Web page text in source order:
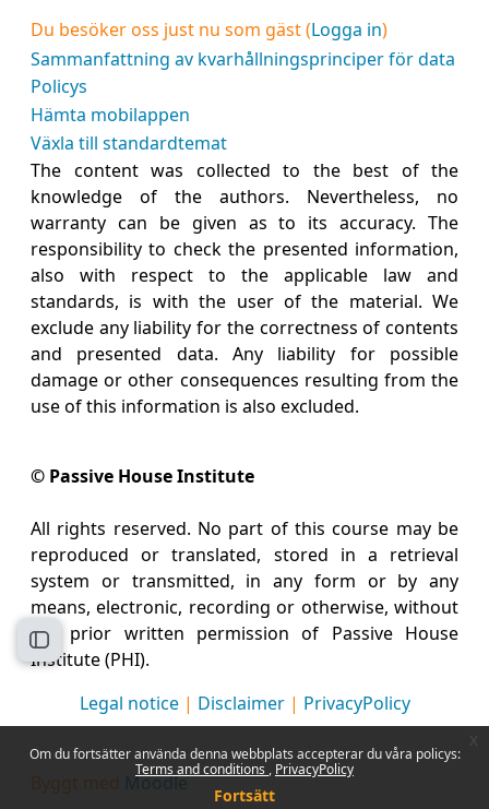
Om du fortsätter använda denna webbplats accepterar du våra policys:
Terms and conditions
PrivacyPolicy
Fortsätt
Öppna kursmenyn
Du besöker oss just nu som gäst (Logga in)
Sammanfattning av kvarhållningsprinciper för data
Policys
Hämta mobilappen
Växla till standardtemat
The content was collected to the best of the
knowledge of the authors. Nevertheless, no
warranty can be given as to its accuracy. The
responsibility to check the presented information,
also with respect to the applicable law and
standards, is with the user of the material. We
exclude any liability for the correctness of contents
and presented data. Any liability for possible
damage or other consequences resulting from the
use of this information is also excluded.
© Passive House Institute
All rights reserved. No part of this course may be
reproduced or translated, stored in a retrieval
system or transmitted, in any form or by any
means, electronic, recording or otherwise, without
the prior written permission of Passive House
Institute (PHI).
Legal notice| Disclaimer| PrivacyPolicy
Moodle